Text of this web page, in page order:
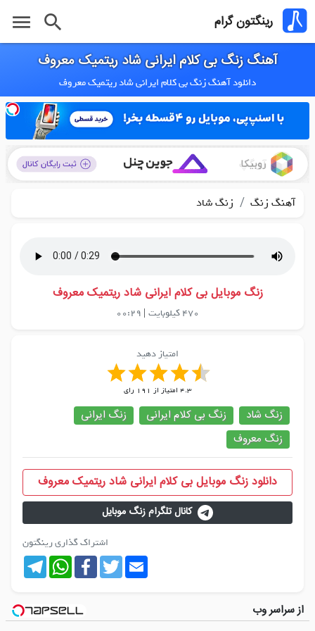
رینگتون گرام search
menu
آهنگ زنگ بی کلام ایرانی شاد ریتمیک معروف
دانلود آهنگ زنگ بی کلام ایرانی شاد ریتمیک معروف
آهنگ زنگ / زنگ شاد
زنگ موبایل بی کلام ایرانی شاد ریتمیک معروف
470 کیلوبایت |
00:29
امتیاز دهید
4.3 امتیاز از 191 رای
زنگ شاد زنگ بی کلام ایرانی
زنگ ایرانی
زنگ معروف
دانلود زنگ موبایل بی کلام ایرانی شاد ریتمیک معروف
کانال تلگرام زنگ موبایل
اشتراک گذاری رینگتون
Telegram
WhatsAppFacebookTwitterEmail
از سراسر وب